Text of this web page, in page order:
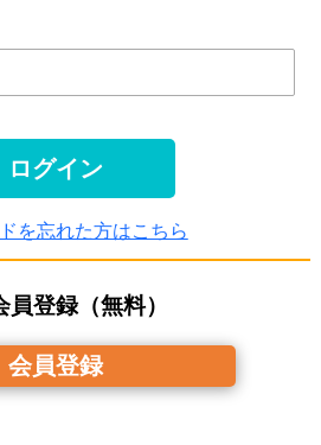
を忘れた方はこちら
員登録（無料）
会員登録